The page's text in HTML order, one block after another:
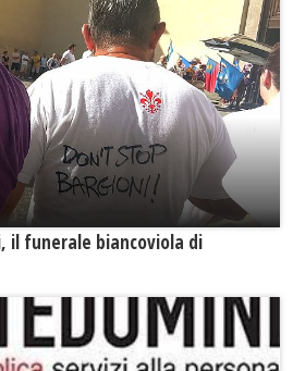
il funerale biancoviola di